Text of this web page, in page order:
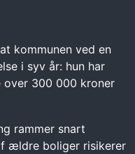
kommunen ved en
i syv år: hun har
over 300 000 kroner
rammer snart
ældre boliger risikerer